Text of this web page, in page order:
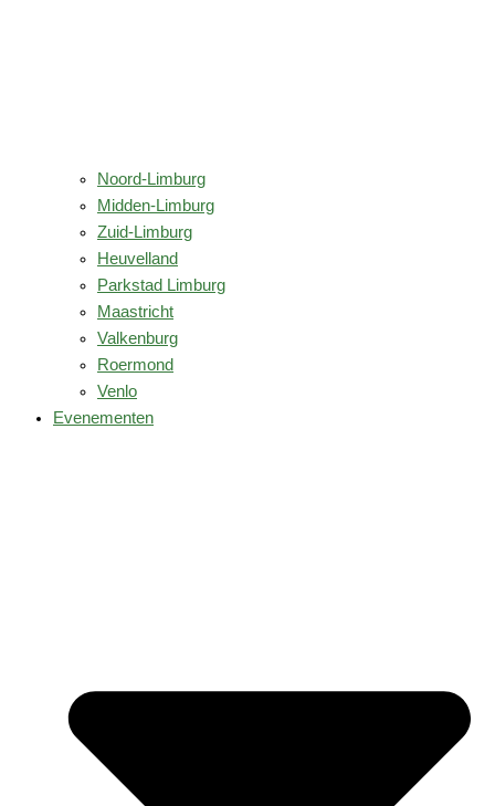
Noord-Limburg
Midden-Limburg
Zuid-Limburg
Heuvelland
Parkstad Limburg
Maastricht
Valkenburg
Roermond
Venlo
Evenementen